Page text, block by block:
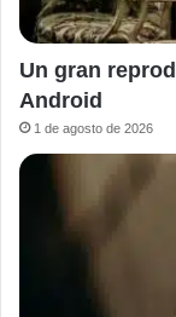
Un gran
Android
1 de agosto de 2026